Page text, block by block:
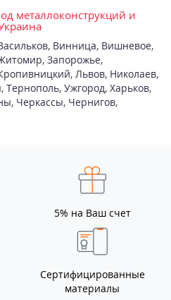
металлоконструкций и
, Винница, Вишневое,
, Запорожье,
, Львов, Николаев,
, Тернополь, Ужгород, Харьков,
, Черкассы, Чернигов,
5% на Ваш счет
Сертифицированные
материалы